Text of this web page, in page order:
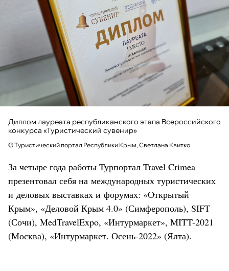
Диплом лауреата республиканского этапа Всероссийского
конкурса «Туристический сувенир»
© Туристический портал Республики Крым, Светлана Квитко
За четыре года работы Турпортал Travel Crimea
презентовал себя на международных туристических
и деловых выставках и форумах: «Открытый
Крым», «Деловой Крым 4.0» (Симферополь), SIFT
(Сочи), MedTravelExpo, «Интурмаркет», MITT-2021
(Москва), «Интурмаркет. Осень-2022» (Ялта).